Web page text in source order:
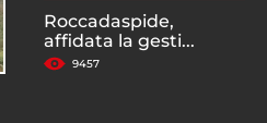
Roccadaspide,
affidata la gesti...
9457